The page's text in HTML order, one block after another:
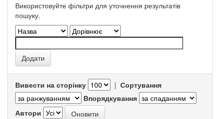
Використовуйте фільтри для уточнення результатів
пошуку.
Вивести на сторінку | Сортування
Впорядкування
Автори